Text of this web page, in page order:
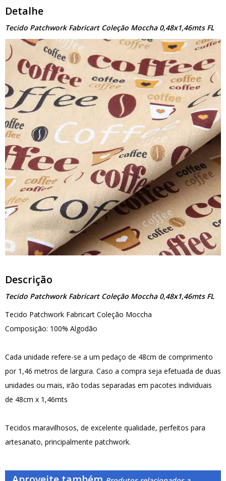
Detalhe
Tecido Patchwork Fabricart Coleção Moccha 0,48x1,46mts FL
Descrição
Tecido Patchwork Fabricart Coleção Moccha 0,48x1,46mts FL
Tecido Patchwork Fabricart Coleção Moccha
Composição: 100% Algodão
Cada unidade refere-se a um pedaço de 48cm de comprimento
por 1,46 metros de largura. Caso a compra seja efetuada de duas
unidades ou mais, irão todas separadas em pacotes individuais
de 48cm x 1,46mts
Tecidos maravilhosos, de excelente qualidade, perfeitos para
artesanato, principalmente patchwork.